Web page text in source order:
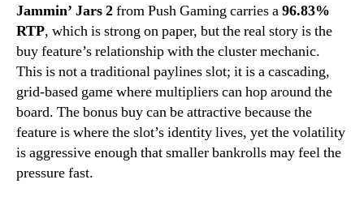
Jammin’ Jars 2from Push Gaming carries a96.83%
RTP, which is strong on paper, but the real story is the
buy feature’s relationship with the cluster mechanic.
This is not a traditional paylines slot; it is a cascading,
grid-based game where multipliers can hop around the
board. The bonus buy can be attractive because the
feature is where the slot’s identity lives, yet the volatility
is aggressive enough that smaller bankrolls may feel the
pressure fast.